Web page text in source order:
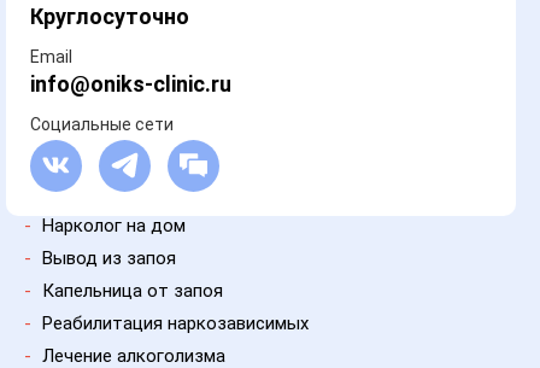
- Нарколог на дом
- Вывод из запоя
-
Капельница от запоя
- Реабилитация наркозависимых
- Лечение алкоголизма
Круглосуточно
Email
info@oniks-clinic.ru
Социальные сети